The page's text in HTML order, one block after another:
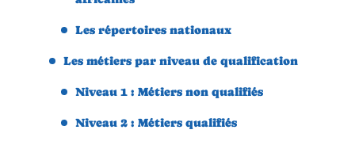
Les répertoires nationaux
Les métiers par niveau de qualification
Niveau 1 : Métiers non qualifiés
Niveau 2 : Métiers qualifiés